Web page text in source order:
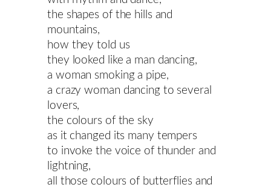
the shapes of the hills and
mountains,
how they told us
they looked like a man dancing,
a woman smoking a pipe,
a crazy woman dancing to several
lovers,
the colours of the sky
as it changed its many tempers
to invoke the voice of thunder and
lightning,
all those colours of butterflies and